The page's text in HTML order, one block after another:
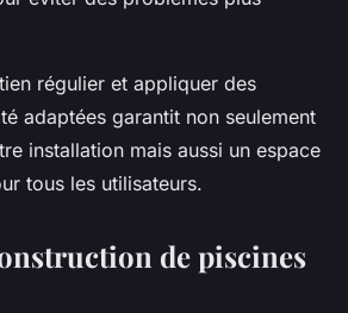
régulier et appliquer des
adaptées garantit non seulement
installation mais aussi un espace
tous les utilisateurs.
de piscines